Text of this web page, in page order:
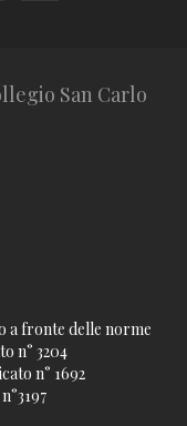
San Carlo
a fronte delle norme
n° 3204
n° 1692